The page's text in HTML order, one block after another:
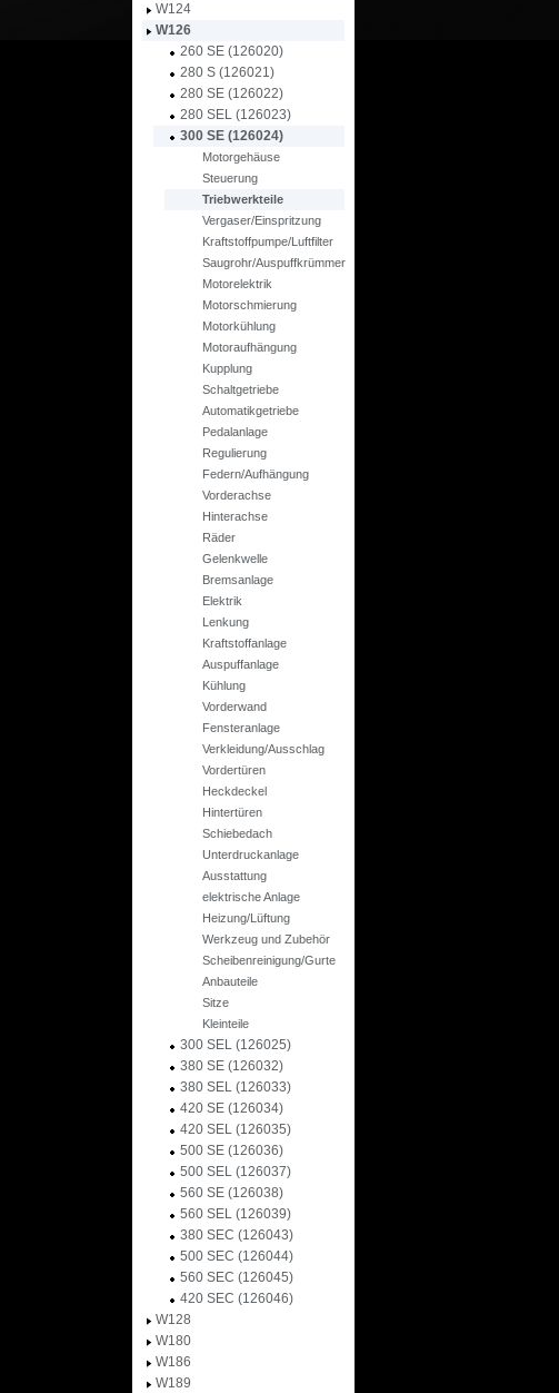
W124
W126
260 SE (126020)
280 S (126021)
280 SE (126022)
280 SEL (126023)
300 SE (126024)
Motorgehäuse
Steuerung
Triebwerkteile
Vergaser/Einspritzung
Kraftstoffpumpe/Luftfilter
Saugrohr/Auspuffkrümmer
Motorelektrik
Motorschmierung
Motorkühlung
Motoraufhängung
Kupplung
Schaltgetriebe
Automatikgetriebe
Pedalanlage
Regulierung
Federn/Aufhängung
Vorderachse
Hinterachse
Räder
Gelenkwelle
Bremsanlage
Elektrik
Lenkung
Kraftstoffanlage
Auspuffanlage
Kühlung
Vorderwand
Fensteranlage
Verkleidung/Ausschlag
Vordertüren
Heckdeckel
Hintertüren
Schiebedach
Unterdruckanlage
Ausstattung
elektrische Anlage
Heizung/Lüftung
Werkzeug und Zubehör
Scheibenreinigung/Gurte
Anbauteile
Sitze
Kleinteile
300 SEL (126025)
380 SE (126032)
380 SEL (126033)
420 SE (126034)
420 SEL (126035)
500 SE (126036)
500 SEL (126037)
560 SE (126038)
560 SEL (126039)
380 SEC (126043)
500 SEC (126044)
560 SEC (126045)
420 SEC (126046)
W128
W180
W186
W189